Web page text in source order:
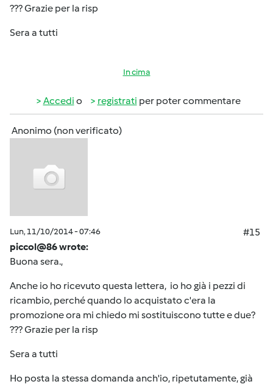
??? Grazie per la risp
Sera a tutti
In cima
Accedi o registrati per poter commentare
Anonimo (non verificato)
Lun, 11/10/2014 - 07:46
#15
piccol@86 wrote:
Buona sera.,
Anche io ho ricevuto questa lettera, io ho già i pezzi di
ricambio, perché quando lo acquistato c'era la
promozione ora mi chiedo mi sostituiscono tutte e due?
??? Grazie per la risp
Sera a tutti
Ho posta la stessa domanda anch'io, ripetutamente, già